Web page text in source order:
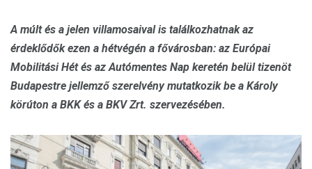
A múlt és a jelen villamosaival is találkozhatnak az
érdeklődők ezen a hétvégén a fővárosban: az Európai
Mobilitási Hét és az Autómentes Nap keretén belül tizenöt
Budapestre jellemző szerelvény mutatkozik be a Károly
körúton a BKK és a BKV Zrt. szervezésében.